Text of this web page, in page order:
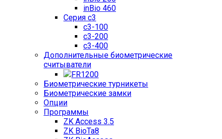
inBio 460
Серия c3
c3-100
c3-200
c3-400
Дополнительные биометрические
считыватели
FR1200
Биометрические турникеты
Биометрические замки
Опции
Программы
ZK Access 3.5
ZK BioTa8